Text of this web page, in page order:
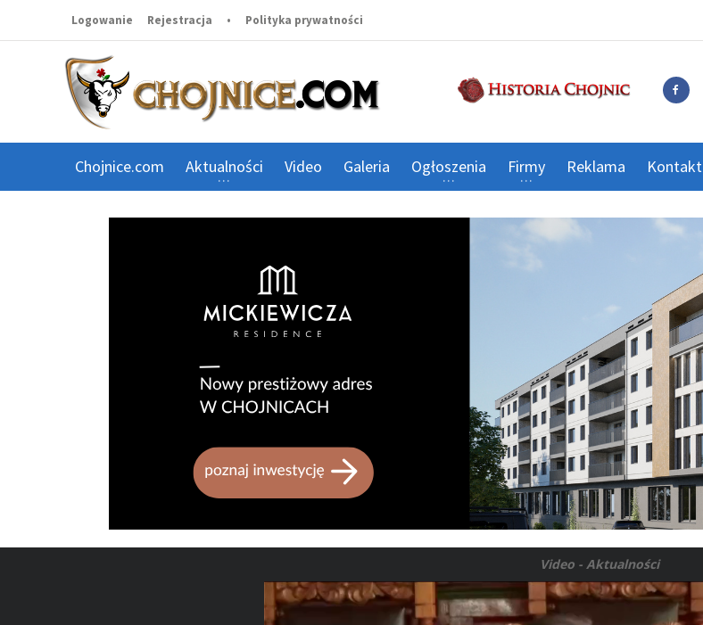
Logowanie Rejestracja • Polityka prywatności
Chojnice.com Aktualności Video Galeria Ogłoszenia Firmy Reklama Kontakt
Video - Aktualności